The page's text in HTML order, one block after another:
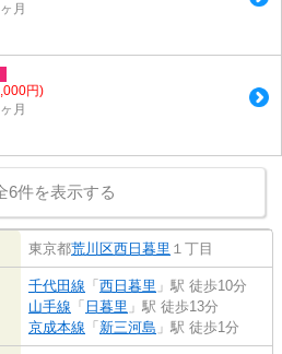
月
円)
月
6件を表示する
東京都荒川区西日暮里 １丁目
千代田線 「 西日暮里 」駅 徒歩10分
山手線 「 日暮里 」駅 徒歩13分
京成本線 「 新三河島 」駅 徒歩1分